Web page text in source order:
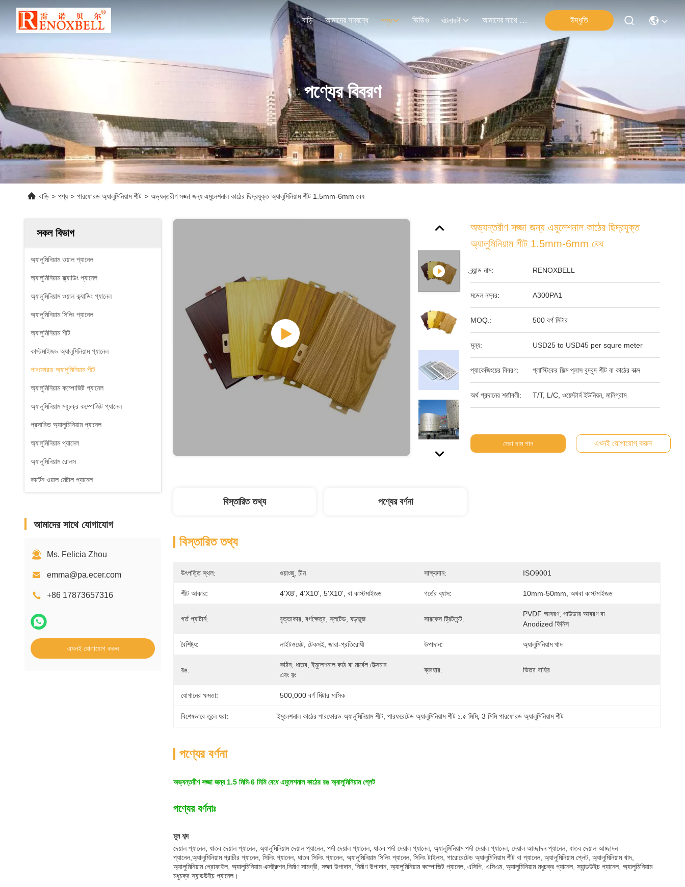
বাড়ি আমাদের সম্বন্ধে পণ্য ভিডিও ঘটনাবলী আমাদের সাথে যোগাযোগ উদ্ধৃতি
পণ্যের বিবরণ
বাড়ি > পণ্য > পারফোরড অ্যালুমিনিয়াম শীট > অভ্যন্তরীণ সজ্জা জন্য এমুলেশনাল কাঠের ছিদ্রযুক্ত অ্যালুমিনিয়াম শীট 1.5mm-6mm বেধ
সকল বিভাগ
অ্যালুমিনিয়াম ওয়াল প্যানেল
অ্যালুমিনিয়াম ক্ল্যাডিং প্যানেল
অ্যালুমিনিয়াম ওয়াল ক্ল্যাডিং প্যানেল
অ্যালুমিনিয়াম সিলিং প্যানেল
অ্যালুমিনিয়াম শীট
কাস্টমাইজড অ্যালুমিনিয়াম প্যানেল
পারফোরড অ্যালুমিনিয়াম শীট
অ্যালুমিনিয়াম কম্পোজিট প্যানেল
অ্যালুমিনিয়াম মধুচক্র কম্পোজিট প্যানেল
প্রসারিত অ্যালুমিনিয়াম প্যানেল
অ্যালুমিনিয়াম প্যানেল
অ্যালুমিনিয়াম রোলস
কার্টেন ওয়াল মেটাল প্যানেল
আমাদের সাথে যোগাযোগ
Ms. Felicia Zhou
emma@pa.ecer.com
+86 17873657316
এখনই যোগাযোগ করুন
অভ্যন্তরীণ সজ্জা জন্য এমুলেশনাল কাঠের ছিদ্রযুক্ত
অ্যালুমিনিয়াম শীট 1.5mm-6mm বেধ
ব্র্যান্ড নাম: RENOXBELL
মডেল নম্বর: A300PA1
MOQ.: 500 বর্গ মিটার
মূল্য: USD25 to USD45 per squre meter
প্যাকেজিংয়ের বিবরণ: প্লাস্টিকের ফিল্ম প্লাস বুদবুদ শীট বা কাঠের বাক্স
অর্থ প্রদানের শর্তাবলী: T/T, L/C, ওয়েস্টার্ন ইউনিয়ন, মানিগ্রাম
সেরা দাম পান এখনই যোগাযোগ করুন
বিস্তারিত তথ্য পণ্যের বর্ণনা
বিস্তারিত তথ্য
উৎপত্তি স্থল: গুয়াংজু, চীন সাক্ষ্যদান: ISO9001
শীট আকার: 4'x8', 4'x10', 5'x10', বা কাস্টমাইজড গর্তের ব্যাস: 10mm-50mm, অথবা কাস্টমাইজড
গর্ত প্যাটার্ন: বৃত্তাকার, বর্গক্ষেত্র, স্লটেড, ষড়ভুজ সারফেস ট্রিটমেন্ট:
PVDF আবরণ, পাউডার আবরণ বা
Anodized ফিনিস
বৈশিষ্ট্য: লাইটওয়েট, টেকসই, জারা-প্রতিরোধী উপাদান: অ্যালুমিনিয়াম খাদ
রঙ:
কঠিন, ধাতব, ইমুলেশনাল কাঠ বা মার্বেল টেক্সচার
এবং রং
ব্যবহার: ভিতর বাহির
যোগানের ক্ষমতা: 500,000 বর্গ মিটার মাসিক
বিশেষভাবে তুলে ধরা: ইমুলেশনাল কাঠের পারফোরড অ্যালুমিনিয়াম শীট , পারফরেটেড অ্যালুমিনিয়াম শীট ১.৫ মিমি, 3 মিমি পারফোরড অ্যালুমিনিয়াম শীট
পণ্যের বর্ণনা
অভ্যন্তরীণ সজ্জা জন্য 1.5 মিমি-6 মিমি বেধে এমুলেশনাল কাঠের রঙ অ্যালুমিনিয়াম প্লেট
পণ্যের বর্ণনাঃ
মূল শব্দ
দেয়াল প্যানেল, ধাতব দেয়াল প্যানেল, অ্যালুমিনিয়াম দেয়াল প্যানেল, পর্দা দেয়াল প্যানেল, ধাতব পর্দা দেয়াল প্যানেল, অ্যালুমিনিয়াম পর্দা দেয়াল প্যানেল, দেয়াল আচ্ছাদন প্যানেল, ধাতব দেয়াল আচ্ছাদন
প্যানেল,অ্যালুমিনিয়াম প্রাচীর প্যানেল, সিলিং প্যানেল, ধাতব সিলিং প্যানেল, অ্যালুমিনিয়াম সিলিং প্যানেল, সিলিং টাইলস, পারোরেটেড অ্যালুমিনিয়াম শীট বা প্যানেল, অ্যালুমিনিয়াম প্লেট, অ্যালুমিনিয়াম খাদ,
অ্যালুমিনিয়াম প্রোফাইল, অ্যালুমিনিয়াম এক্সট্রুশন,নির্মাণ সামগ্রী, সজ্জা উপাদান, নির্মাণ উপাদান, অ্যালুমিনিয়াম কম্পোজিট প্যানেল, এসিপি, এসিএম, অ্যালুমিনিয়াম মধুচক্র প্যানেল, স্যান্ডউইচ প্যানেল, অ্যালুমিনিয়াম
মধুচক্র স্যান্ডউইচ প্যানেল।